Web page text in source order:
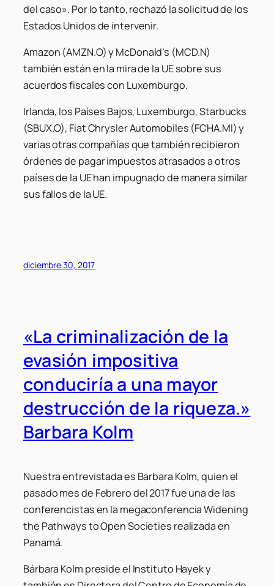
del caso». Por lo tanto, rechazó la solicitud de los
Estados Unidos de intervenir.
Amazon (AMZN.O) y McDonald’s (MCD.N)
también están en la mira de la UE sobre sus
acuerdos fiscales con Luxemburgo.
Irlanda, los Países Bajos, Luxemburgo, Starbucks
(SBUX.O), Fiat Chrysler Automobiles (FCHA.MI) y
varias otras compañías que también recibieron
órdenes de pagar impuestos atrasados ​​a otros
países de la UE han impugnado de manera similar
sus fallos de la UE.
diciembre 30, 2017
«La criminalización de la
evasión impositiva
conduciría a una mayor
destrucción de la riqueza.»
Barbara Kolm
Nuestra entrevistada es Barbara Kolm, quien el
pasado mes de Febrero del 2017 fue una de las
conferencistas en la megaconferencia Widening
the Pathways to Open Societies realizada en
Panamá.
Bárbara Kolm preside el Instituto Hayek y